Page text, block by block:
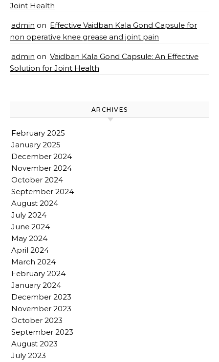
Joint Health
admin on Effective Vaidban Kala Gond Capsule for
non operative knee grease and joint pain
admin on Vaidban Kala Gond Capsule: An Effective
Solution for Joint Health
ARCHIVES
February 2025
January 2025
December 2024
November 2024
October 2024
September 2024
August 2024
July 2024
June 2024
May 2024
April 2024
March 2024
February 2024
January 2024
December 2023
November 2023
October 2023
September 2023
August 2023
July 2023